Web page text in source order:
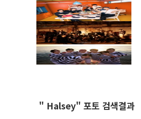
" Halsey" 포토 검색결과